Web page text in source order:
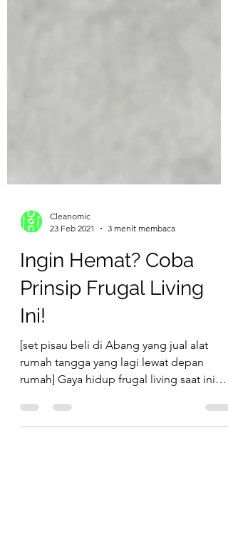
Cleanomic
23 Feb 2021
3 menit membaca
Ingin Hemat? Coba
Prinsip Frugal Living
Ini!
[set pisau beli di Abang yang jual alat
rumah tangga yang lagi lewat depan